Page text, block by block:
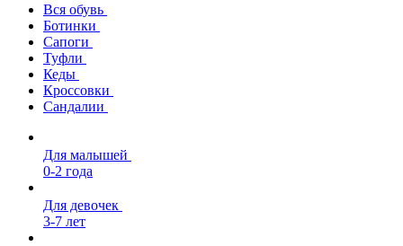
Вся обувь
Ботинки
Сапоги
Туфли
Кеды
Кроссовки
Сандалии
Для малышей
0-2 года
Для девочек
3-7 лет